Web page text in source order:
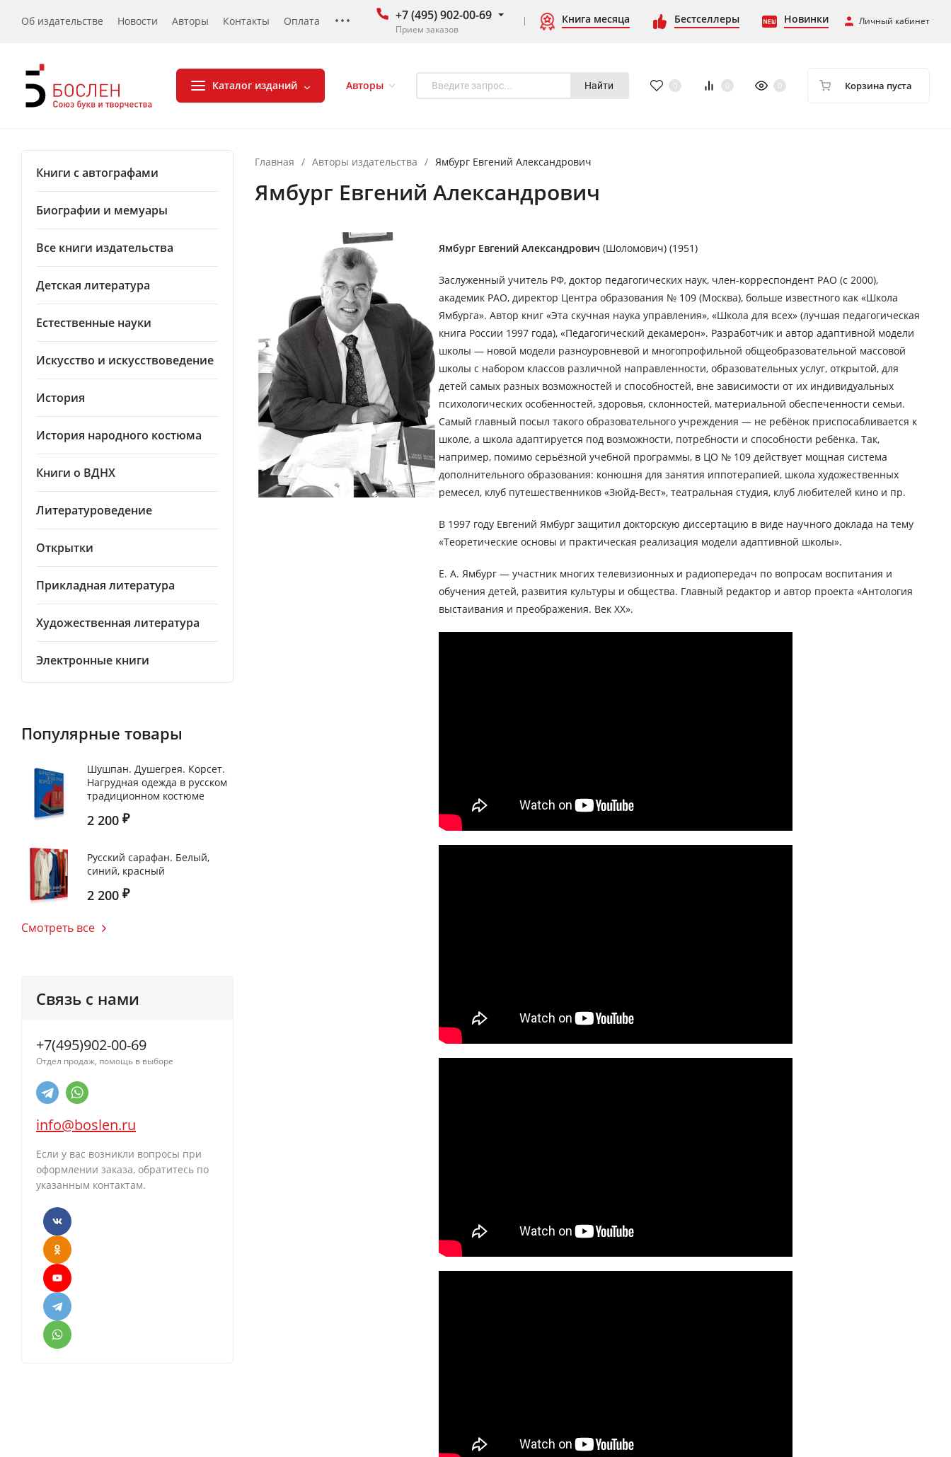
Об издательстве Новости Авторы Контакты Оплата +7 (495) 902-00-69
Прием заказов
Книга месяца Бестселлеры Новинки Личный кабинет
Каталог изданий Авторы Найти 0 0 0 Корзина пуста
Книги с автографами
Биографии и мемуары
Все книги издательства
Детская литература
Естественные науки
Искусство и искусствоведение
История
История народного костюма
Книги о ВДНХ
Литературоведение
Открытки
Прикладная литература
Художественная литература
Электронные книги
Популярные товары
Шушпан. Душегрея. Корсет.
Нагрудная одежда в русском
традиционном костюме
2 200 ₽
Русский cарафан. Белый,
синий, красный
2 200 ₽
Смотреть все
Связь с нами
+7(495)902-00-69
Отдел продаж, помощь в выборе
info@boslen.ru
Если у вас возникли вопросы при
оформлении заказа, обратитесь по
указанным контактам.
Главная / Авторы издательства / Ямбург Евгений Александрович
Ямбург Евгений Александрович
Ямбург Евгений Александрович (Шоломович) (1951)
Заслуженный учитель РФ, доктор педагогических наук, член-корреспондент РАО (с 2000),
академик РАО, директор Центра образования № 109 (Москва), больше известного как «Школа
Ямбурга». Автор книг «Эта скучная наука управления», «Школа для всех» (лучшая педагогическая
книга России 1997 года), «Педагогический декамерон». Разработчик и автор адаптивной модели
школы — новой модели разноуровневой и многопрофильной общеобразовательной массовой
школы с набором классов различной направленности, образовательных услуг, открытой, для
детей самых разных возможностей и способностей, вне зависимости от их индивидуальных
психологических особенностей, здоровья, склонностей, материальной обеспеченности семьи.
Самый главный посыл такого образовательного учреждения — не ребёнок приспосабливается к
школе, а школа адаптируется под возможности, потребности и способности ребёнка. Так,
например, помимо серьёзной учебной программы, в ЦО № 109 действует мощная система
дополнительного образования: конюшня для занятия иппотерапией, школа художественных
ремесел, клуб путешественников «Зюйд-Вест», театральная студия, клуб любителей кино и пр.
В 1997 году Евгений Ямбург защитил докторскую диссертацию в виде научного доклада на тему
«Теоретические основы и практическая реализация модели адаптивной школы».
Е. А. Ямбург — участник многих телевизионных и радиопередач по вопросам воспитания и
обучения детей, развития культуры и общества. Главный редактор и автор проекта «Антология
выстаивания и преображения. Век XX».